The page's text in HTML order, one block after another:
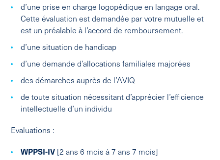
d’une prise en charge logopédique en langage oral.
Cette évaluation est demandée par votre mutuelle et
est un préalable à l’accord de remboursement.
d’une situation de handicap
d’une demande d’allocations familiales majorées
des démarches auprès de l’AVIQ
de toute situation nécessitant d’apprécier l’efficience
intellectuelle d’un individu
Evaluations :
WPPSI-IV [2 ans 6 mois à 7 ans 7 mois]